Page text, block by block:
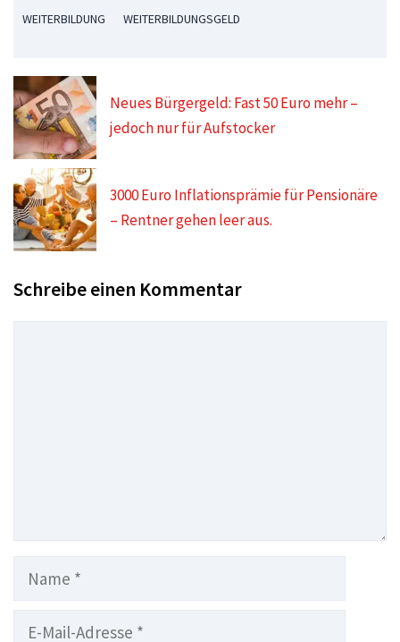
WEITERBILDUNG WEITERBILDUNGSGELD
Neues Bürgergeld: Fast 50 Euro mehr –
jedoch nur für Aufstocker
3000 Euro Inflationsprämie für Pensionäre
– Rentner gehen leer aus.
Schreibe einen Kommentar
Name